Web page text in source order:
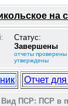
на
Статус:
Завершены
отчеты проверены
утверждены
Отчет
Вид ПСР: ПСР в